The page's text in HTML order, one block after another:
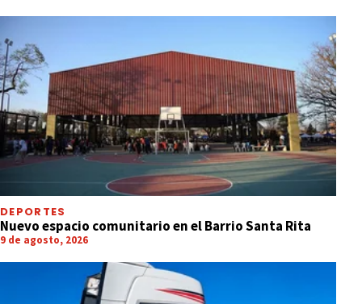
DEPORTES
Nuevo espacio comunitario en el Barrio Santa Rita
9 de agosto, 2026